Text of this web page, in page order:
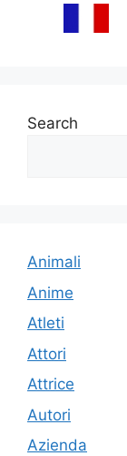
Search
Animali
Anime
Atleti
Attori
Attrice
Autori
Azienda